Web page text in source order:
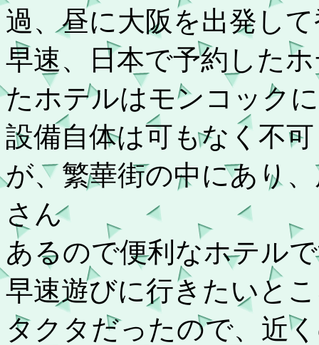
過、昼に大阪を出発し
早速、日本で予約した
たホテルはモンコック
設備自体は可もなく不
が、繁華街の中にあり
さん
あるので便利なホテル
早速遊びに行きたいと
タクタだったので、近